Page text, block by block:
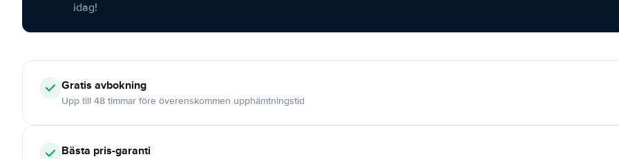
idag!
Gratis avbokning
Upp till 48 timmar före överenskommen upphämtningstid
Bästa pris-garanti